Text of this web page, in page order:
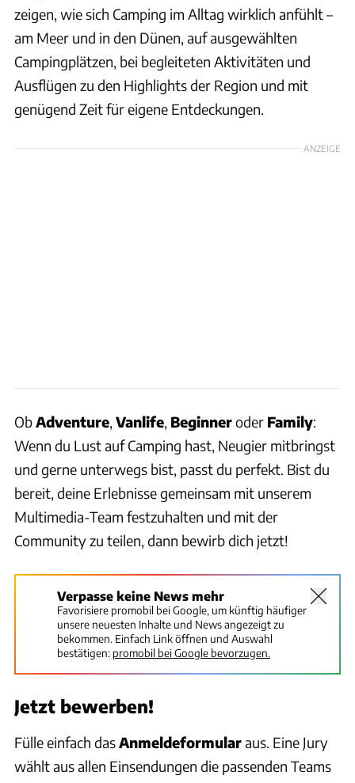
zeigen, wie sich Camping im Alltag wirklich anfühlt –
am Meer und in den Dünen, auf ausgewählten
Campingplätzen, bei begleiteten Aktivitäten und
Ausflügen zu den Highlights der Region und mit
genügend Zeit für eigene Entdeckungen.
ANZEIGE
ObAdventure Vanlife Beginneroder Family:
Wenn du Lust auf Camping hast, Neugier mitbringst
und gerne unterwegs bist, passt du perfekt. Bist du
bereit, deine Erlebnisse gemeinsam mit unserem
Multimedia-Team festzuhalten und mit der
Community zu teilen, dann bewirb dich jetzt!
Verpasse keine News mehr
Favorisiere promobil bei Google, um künftig häufiger
unsere neuesten Inhalte und News angezeigt zu
bekommen. Einfach Link öffnen und Auswahl
bestätigen: promobil bei Google bevorzugen.
Jetzt bewerben!
Fülle einfach dasAnmeldeformularaus. Eine Jury
wählt aus allen Einsendungen die passenden Teams